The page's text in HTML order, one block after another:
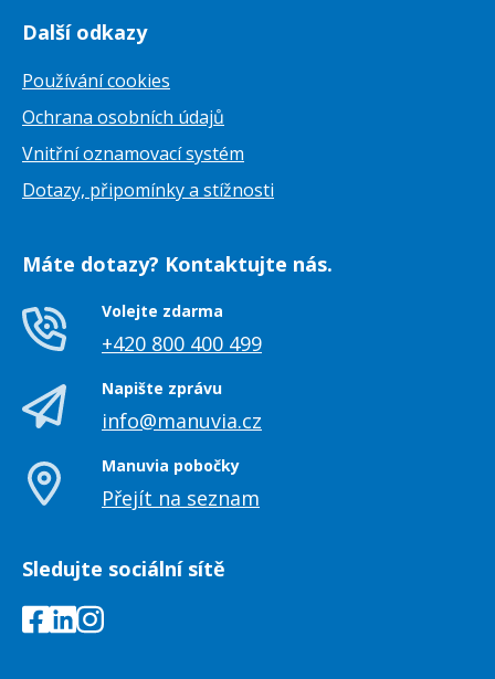
Další odkazy
Používání cookies
Ochrana osobních údajů
Vnitřní oznamovací systém
Dotazy, připomínky a stížnosti
Máte dotazy? Kontaktujte nás.
Volejte zdarma
+420 800 400 499
Napište zprávu
info@manuvia.cz
Manuvia pobočky
Přejít na seznam
Sledujte sociální sítě